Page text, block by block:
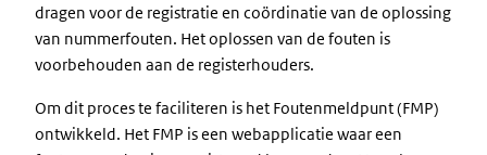
dragen voor de registratie en coördinatie van de oplossing
van nummerfouten. Het oplossen van de fouten is
voorbehouden aan de registerhouders.
Om dit proces te faciliteren is het Foutenmeldpunt (FMP)
ontwikkeld. Het FMP is een webapplicatie waar een